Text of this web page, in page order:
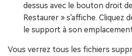
dessus avec le bouton droit
Restaurer » s'affiche. Cliquez
le support à son
Vous verrez tous les fichiers